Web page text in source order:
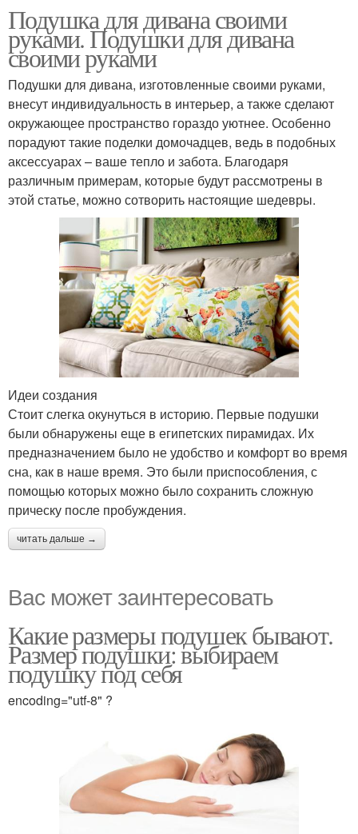
Подушка для дивана своими
руками. Подушки для дивана
своими руками
Подушки для дивана, изготовленные своими руками,
внесут индивидуальность в интерьер, а также сделают
окружающее пространство гораздо уютнее. Особенно
порадуют такие поделки домочадцев, ведь в подобных
аксессуарах – ваше тепло и забота. Благодаря
различным примерам, которые будут рассмотрены в
этой статье, можно сотворить настоящие шедевры.
Идеи создания
Стоит слегка окунуться в историю. Первые подушки
были обнаружены еще в египетских пирамидах. Их
предназначением было не удобство и комфорт во время
сна, как в наше время. Это были приспособления, с
помощью которых можно было сохранить сложную
прическу после пробуждения.
читать дальше →
Вас может заинтересовать
Какие размеры подушек бывают.
Размер подушки: выбираем
подушку под себя
encoding="utf-8" ?